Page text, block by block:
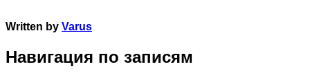
Written by Varus
Навигация по записям